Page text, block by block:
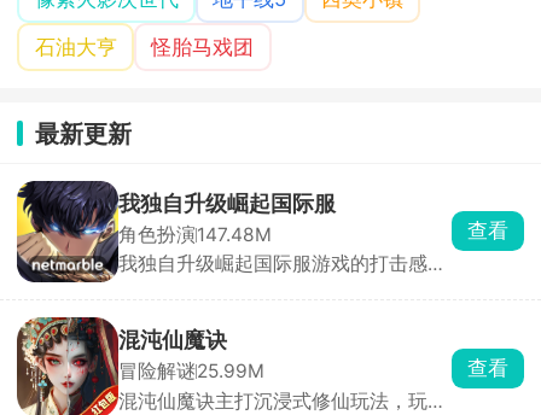
石油大亨
怪胎马戏团
最新更新
我独自升级崛起国际服
角色扮演147.48M
我独自升级崛起国际服游戏的打击感非
遇到了各种各样的敌人和困难，面对强
大的怪兽和恶劣的环境，在一些模式里
面还能进行换角色的连招，操纵喜爱的
角色冒险战斗，不断提升战斗力。
查看
混沌仙魔诀
冒险解谜25.99M
混沌仙魔诀主打沉浸式修仙玩法，玩家
查看